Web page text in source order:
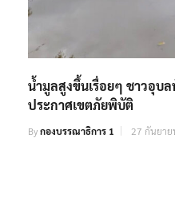
น้ำมูลสูงขึ้นเรื่อยๆ ชาวอุบ
ประกาศเขตภัยพิบัติ
Byกองบรรณาธิการ 1 27 กันยา